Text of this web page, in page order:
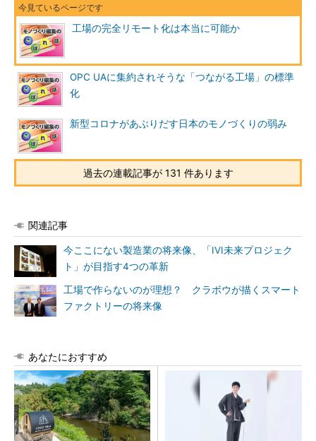
工場の完全リモート化は本当に可能か
OPC UAに集約されそうな「つながる工場」の標準
化
新型コロナがあぶりだす日本のモノづくりの弱み
過去の連載記事が 131 件あります
関連記事
今ここにない製造業の将来像、「IVI未来プロジェク
ト」が目指す4つの革新
工場で作らないのが理想？ クラボウが描くスマート
ファクトリーの将来像
あなたにおすすめ